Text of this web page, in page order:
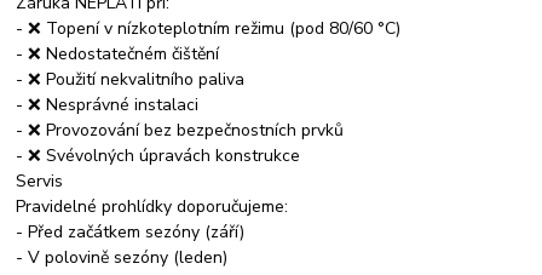
- ❌ Topení v nízkoteplotním režimu (pod 80/60 °C)
- ❌ Nedostatečném čištění
- ❌ Použití nekvalitního paliva
- ❌ Nesprávné instalaci
- ❌ Provozování bez bezpečnostních prvků
- ❌ Svévolných úpravách konstrukce
Servis
Pravidelné prohlídky doporučujeme:
- Před začátkem sezóny (září)
- V polovině sezóny (leden)